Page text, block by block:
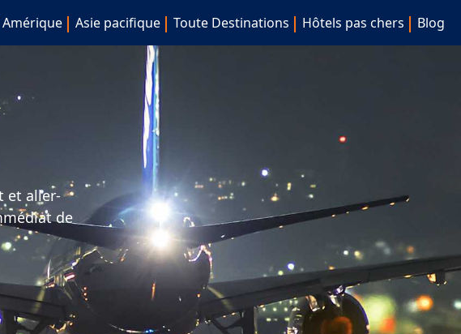
Amérique Asie pacifique Toute Destinations Hôtels pas chers Blog
et aller-
de